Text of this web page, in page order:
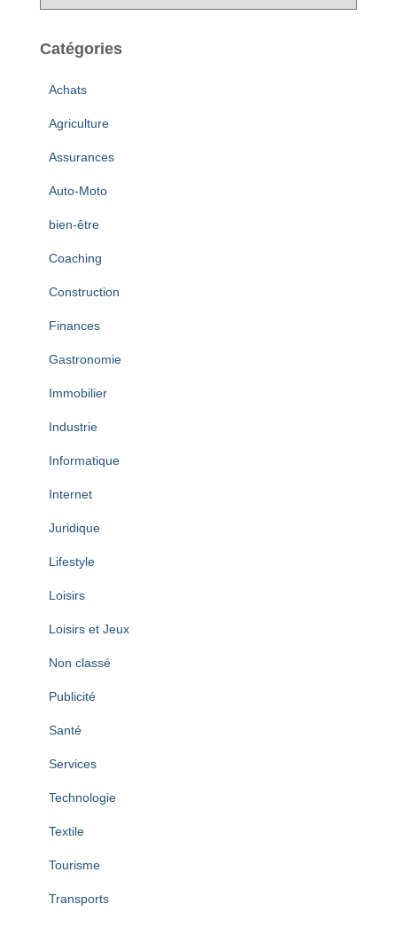
h
Catégories
Achats
Agriculture
Assurances
Auto-Moto
bien-être
Coaching
Construction
Finances
Gastronomie
Immobilier
Industrie
Informatique
Internet
Juridique
Lifestyle
Loisirs
Loisirs et Jeux
Non classé
Publicité
Santé
Services
Technologie
Textile
Tourisme
Transports